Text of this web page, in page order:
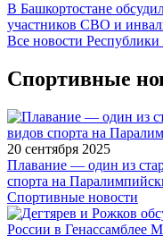
В Башкортостане
участников СВО и
Все новости Республики
Спортивные
20 сентября 2025
Плавание — один из
спорта на
Спортивные новости